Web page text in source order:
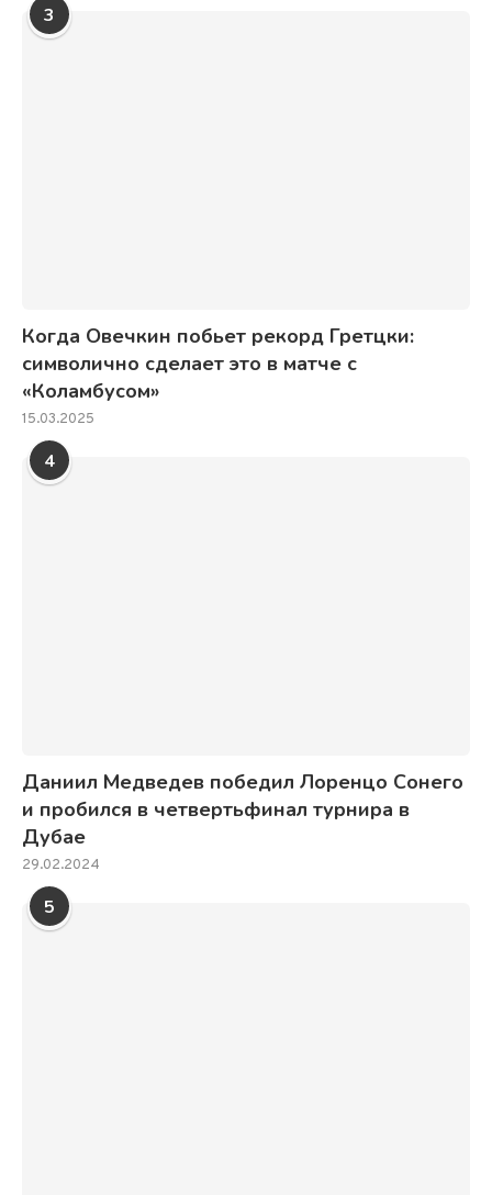
3
Когда Овечкин побьет рекорд Гретцки:
символично сделает это в матче с
«Коламбусом»
15.03.2025
4
Даниил Медведев победил Лоренцо Сонего
и пробился в четвертьфинал турнира в
Дубае
29.02.2024
5